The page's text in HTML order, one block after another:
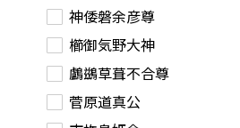
神倭磐余彦尊
櫛御気野大神
鸕鷀草葺不合尊
菅原道真公